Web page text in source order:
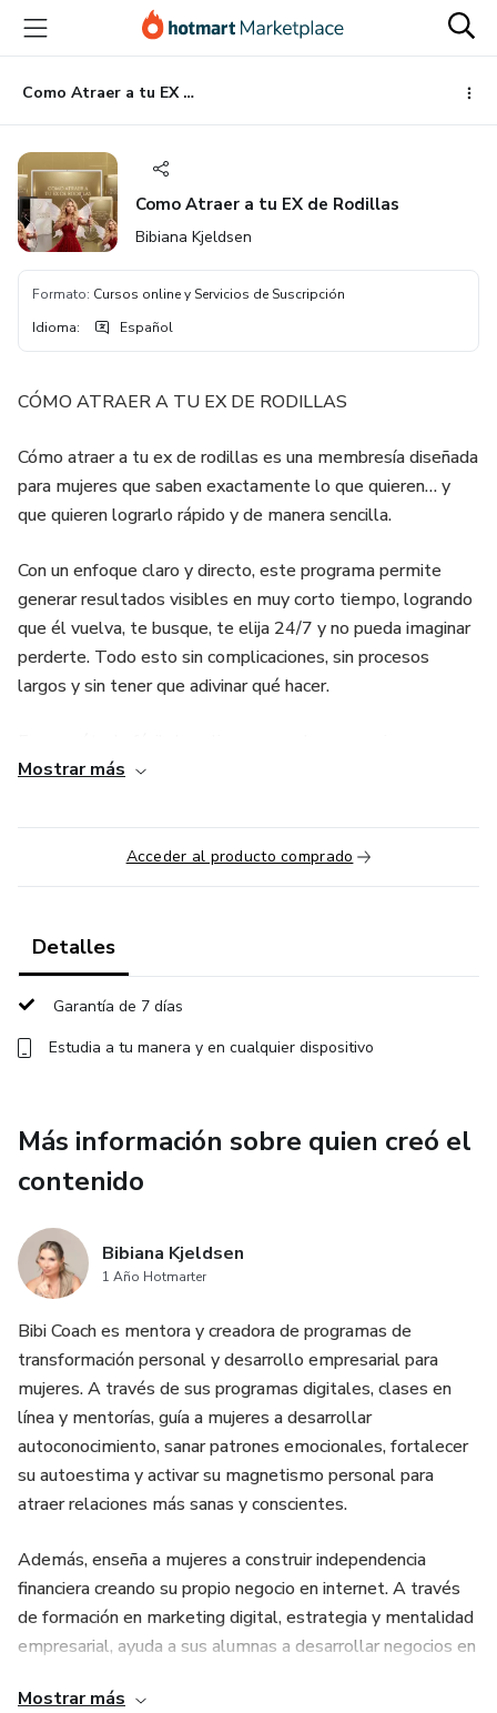
principal
página
de
página
Como Atraer a tu EX de Rodillas
Como Atraer a tu EX de Rodillas
Bibiana Kjeldsen
Formato: Cursos online y Servicios de Suscripción
Idioma: Español
CÓMO ATRAER A TU EX DE RODILLAS
Cómo atraer a tu ex de rodillas es una membresía diseñada
para mujeres que saben exactamente lo que quieren… y
que quieren lograrlo rápido y de manera sencilla.
Con un enfoque claro y directo, este programa permite
generar resultados visibles en muy corto tiempo, logrando
que él vuelva, te busque, te elija 24/7 y no pueda imaginar
perderte. Todo esto sin complicaciones, sin procesos
largos y sin tener que adivinar qué hacer.
desean ver cambios concretos sin desgastarse. La dinámica
de él estén completamente dirigidos hacia ti, de forma
natural y casi inmediata.
constantemente y te tema perder… todo en muy poco
tiempo y de manera sencilla.
entorno privado del programa y sus actualizaciones
continuas.
Chargeback Disclosure: By purchasing this digital program
or advisory service, you agree that all sales are final. Due
to the digital nature and immediate access, refunds,
Divulgación de contracargos: Al comprar este programa
digital o asesoría, acepta que todas las ventas son finales
y no se permiten devoluciones, cancelaciones ni
contracargos.
Mostrar más
Acceder al producto comprado
Detalles
Garantía de 7 días
Estudia a tu manera y en cualquier dispositivo
Más información sobre quien creó el
contenido
Bibiana Kjeldsen
1 Año Hotmarter
Bibi Coach es mentora y creadora de programas de
transformación personal y desarrollo empresarial para
mujeres. A través de sus programas digitales, clases en
línea y mentorías, guía a mujeres a desarrollar
autoconocimiento, sanar patrones emocionales, fortalecer
su autoestima y activar su magnetismo personal para
atraer relaciones más sanas y conscientes.
Además, enseña a mujeres a construir independencia
financiera creando su propio negocio en internet. A través
de formación en marketing digital, estrategia y mentalidad
empresarial, ayuda a sus alumnas a desarrollar negocios en
libertad personal y profesional.
Mostrar más